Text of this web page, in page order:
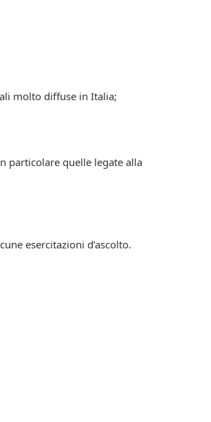
molto diffuse in Italia;
particolare quelle legate alla
esercitazioni d’ascolto.